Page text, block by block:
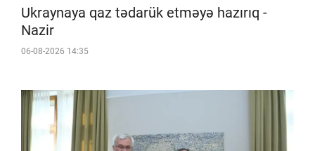
Ukraynaya qaz tədarük etməyə hazırıq -
Nazir
06-08-2026 14:35